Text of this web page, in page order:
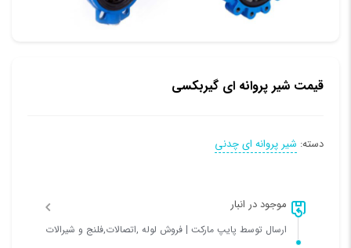
قیمت شیر پروانه ای گیربکسی
دسته: شیر پروانه ای چدنی
موجود در انبار
ارسال توسط پایپ مارکت | فروش لوله ,اتصالات,فلنج و شیرالات